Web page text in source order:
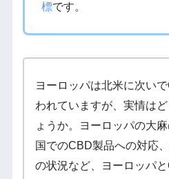
標です。
ヨーロッパは北米に次い
われていますが、実情は
ょうか。ヨーロッパの大
国でのCBD製品への対応
の状況など、ヨーロッパ